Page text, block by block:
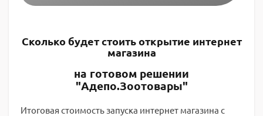
Сколько будет стоить открытие интернет
магазина
на готовом решении
"Адепо.Зоотовары"
Итоговая стоимость запуска интернет магазина с